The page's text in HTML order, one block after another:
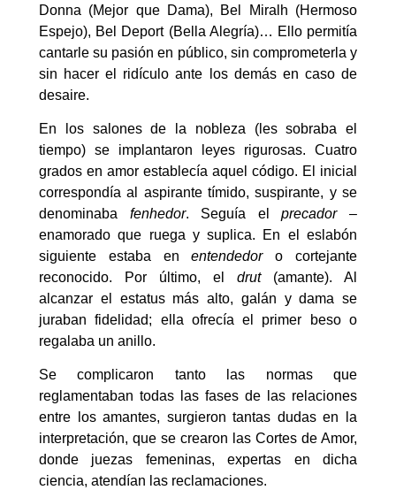
Donna (Mejor que Dama), Bel Miralh (Hermoso
Espejo), Bel Deport (Bella Alegría)… Ello permitía
cantarle su pasión en público, sin comprometerla y
sin hacer el ridículo ante los demás en caso de
desaire.
En los salones de la nobleza (les sobraba el
tiempo) se implantaron leyes rigurosas. Cuatro
grados en amor establecía aquel código. El inicial
correspondía al aspirante tímido, suspirante, y se
denominaba fenhedor. Seguía elprecador–
enamorado que ruega y suplica. En el eslabón
siguiente estaba enentendedoro cortejante
reconocido. Por último, el drut(amante). Al
alcanzar el estatus más alto, galán y dama se
juraban fidelidad; ella ofrecía el primer beso o
regalaba un anillo.
Se complicaron tanto las normas que
reglamentaban todas las fases de las relaciones
entre los amantes, surgieron tantas dudas en la
interpretación, que se crearon las Cortes de Amor,
donde juezas femeninas, expertas en dicha
ciencia, atendían las reclamaciones.